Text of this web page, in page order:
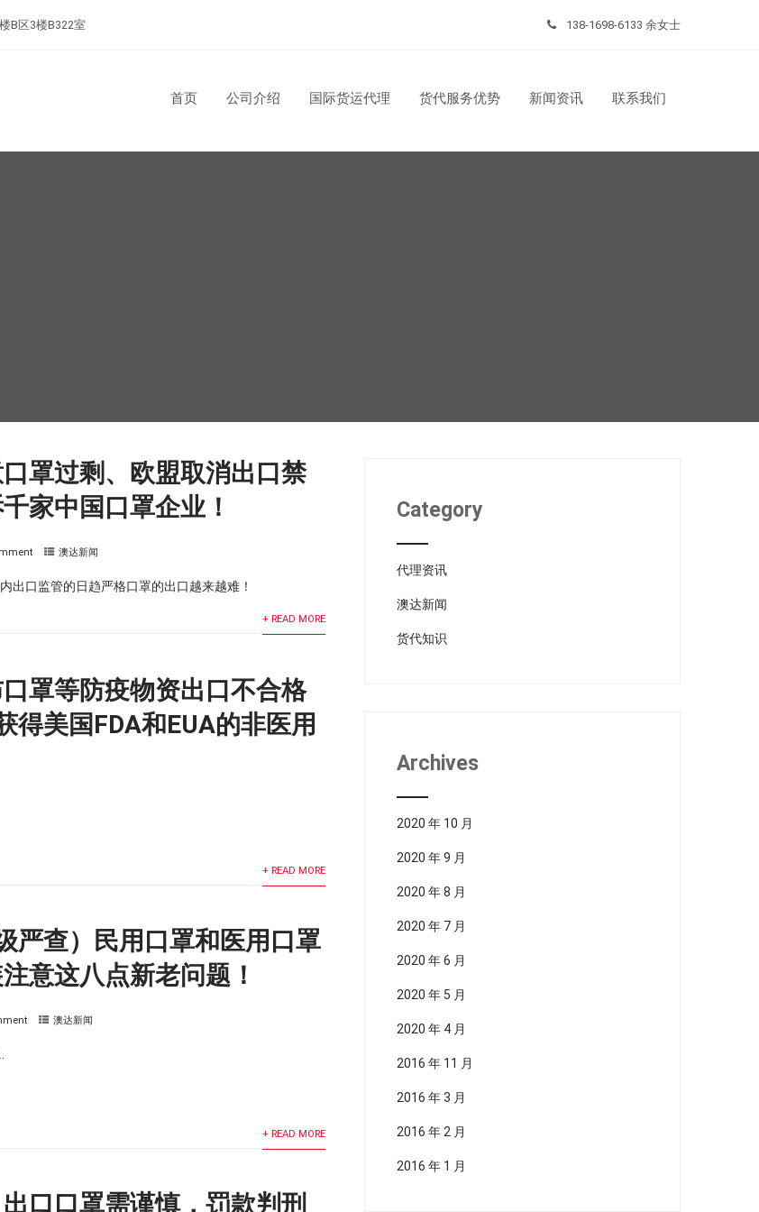
B区3楼B322室 138-1698-6133 余女士
首页 公司介绍 国际货运代理 货代服务优势 新闻资讯 联系我们
罩过剩、欧盟取消出口禁
家中国口罩企业！
澳达新闻
出口监管的日趋严格口罩的出口越来越难！
+ READ MORE
罩等防疫物资出口不合格
得美国FDA和EUA的非医用
+ READ MORE
严查）民用口罩和医用口罩
意这八点新老问题！
澳达新闻
+ READ MORE
口口罩需谨慎，罚款判刑
Category
代理资讯
澳达新闻
货代知识
Archives
2020 年 10 月
2020 年 9 月
2020 年 8 月
2020 年 7 月
2020 年 6 月
2020 年 5 月
2020 年 4 月
2016 年 11 月
2016 年 3 月
2016 年 2 月
2016 年 1 月